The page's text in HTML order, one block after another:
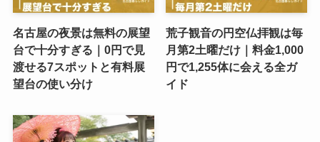
名古屋の夜景は無料の展望
台で十分すぎる｜0円で見
渡せる7スポットと有料展
望台の使い分け
荒子観音の円空仏拝観は毎
月第2土曜だけ｜料金1,000
円で1,255体に会える全ガ
イド